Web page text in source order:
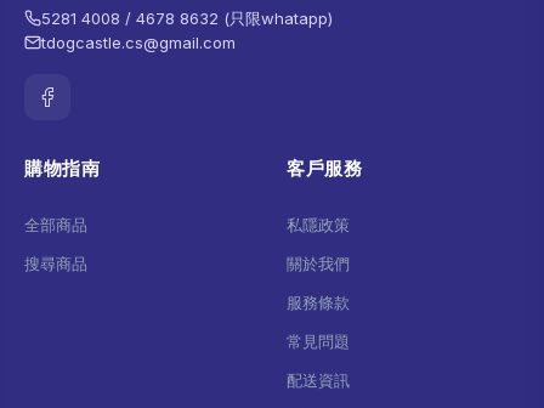
5281 4008 / 4678 8632 (只限whatapp)
tdogcastle.cs@gmail.com
購物指南
全部商品
搜尋商品
客戶服務
私隱政策
關於我們
服務條款
常見問題
配送資訊